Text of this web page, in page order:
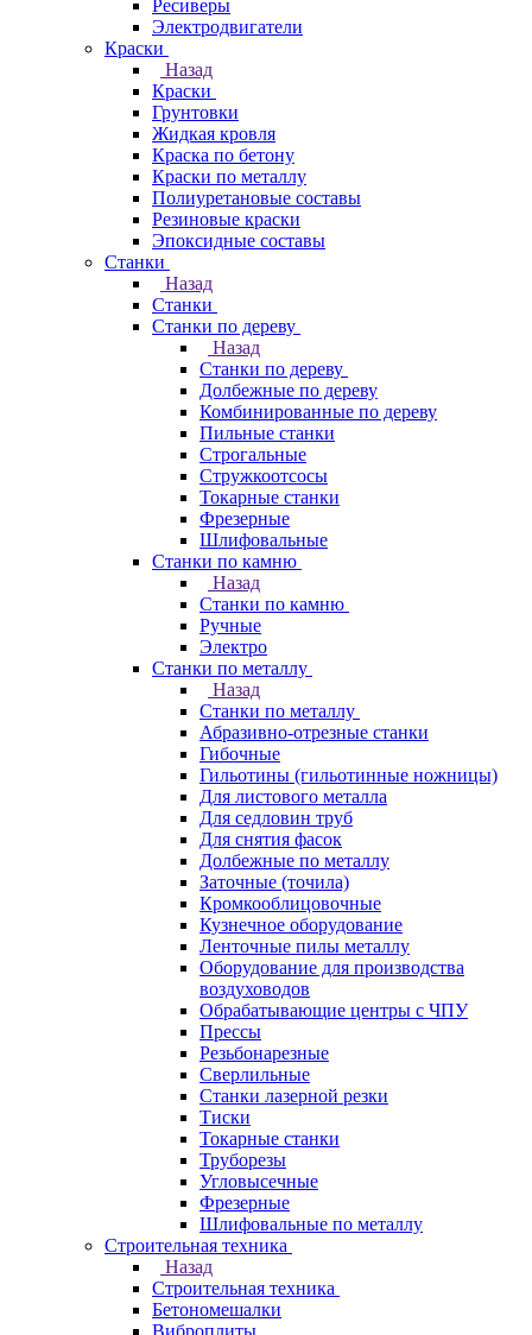
Ресиверы
Электродвигатели
Краски
Назад
Краски
Грунтовки
Жидкая кровля
Краска по бетону
Краски по металлу
Полиуретановые составы
Резиновые краски
Эпоксидные составы
Станки
Назад
Станки
Станки по дереву
Назад
Станки по дереву
Долбежные по дереву
Комбинированные по дереву
Пильные станки
Строгальные
Стружкоотсосы
Токарные станки
Фрезерные
Шлифовальные
Станки по камню
Назад
Станки по камню
Ручные
Электро
Станки по металлу
Назад
Станки по металлу
Абразивно-отрезные станки
Гибочные
Гильотины (гильотинные ножницы)
Для листового металла
Для седловин труб
Для снятия фасок
Долбежные по металлу
Заточные (точила)
Кромкооблицовочные
Кузнечное оборудование
Ленточные пилы металлу
Оборудование для производства
воздуховодов
Обрабатывающие центры с ЧПУ
Прессы
Резьбонарезные
Сверлильные
Станки лазерной резки
Тиски
Токарные станки
Труборезы
Угловысечные
Фрезерные
Шлифовальные по металлу
Строительная техника
Назад
Строительная техника
Бетономешалки
Виброплиты